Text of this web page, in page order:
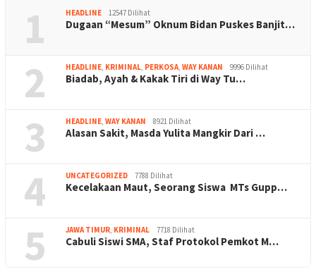
1 HEADLINE 12547 Dilihat
Dugaan “Mesum” Oknum Bidan Puskes Banjit…
2 HEADLINE KRIMINAL PERKOSA WAY KANAN 9996 Dilihat
Biadab, Ayah & Kakak Tiri di Way Tu…
3 HEADLINE WAY KANAN 8921 Dilihat
Alasan Sakit, Masda Yulita Mangkir Dari …
4 UNCATEGORIZED 7788 Dilihat
Kecelakaan Maut, Seorang Siswa MTs Gupp…
5 JAWA TIMUR KRIMINAL 7718 Dilihat
Cabuli Siswi SMA, Staf Protokol Pemkot M…